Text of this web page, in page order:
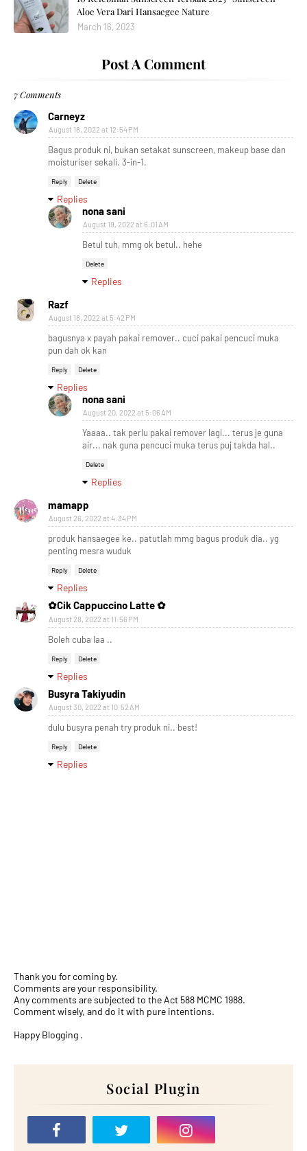
Aloe Vera Dari Hansaegee Nature
March 16, 2023
Post A Comment
7 Comments
Carneyz
August 18, 2022 at 12:54 PM
Bagus produk ni, bukan setakat sunscreen, makeup base dan
moisturiser sekali. 3-in-1.
Reply Delete
Replies
nona sani
August 19, 2022 at 6:01 AM
Betul tuh, mmg ok betul.. hehe
Delete
Replies
Razf
August 18, 2022 at 5:42 PM
bagusnya x payah pakai remover.. cuci pakai pencuci muka
pun dah ok kan
Reply Delete
Replies
nona sani
August 20, 2022 at 5:06 AM
Yaaaa.. tak perlu pakai remover lagi... terus je guna
air... nak guna pencuci muka terus puj takda hal..
Delete
Replies
mamapp
August 26, 2022 at 4:34 PM
produk hansaegee ke.. patutlah mmg bagus produk dia.. yg
penting mesra wuduk
Reply Delete
Replies
✿Cik Cappuccino Latte ✿
August 28, 2022 at 11:56 PM
Boleh cuba laa ..
Reply Delete
Replies
Busyra Takiyudin
August 30, 2022 at 10:52 AM
dulu busyra penah try produk ni.. best!
Reply Delete
Replies
Thank you for coming by.
Comments are your responsibility.
Any comments are subjected to the Act 588 MCMC 1988.
Comment wisely, and do it with pure intentions.
Happy Blogging .
Social Plugin